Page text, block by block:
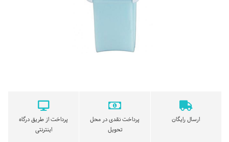
ارسال رایگان
پرداخت نقدی در محل
تحویل
پرداخت از طریق درگاه
اینترنتی